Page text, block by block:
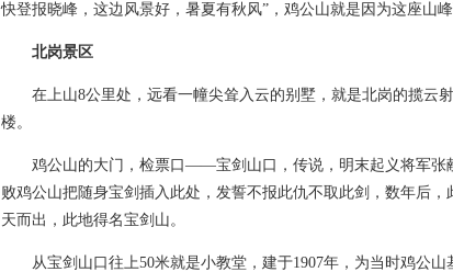
快登报晓峰，这边风景好，暑夏有秋风”，鸡公山就是因为这座山
北岗景区
在上山8公里处，远看一幢尖耸入云的别墅，就是北岗的揽云射
楼。
鸡公山的大门，检票口――宝剑山口，传说，明末起义将军张
败鸡公山把随身宝剑插入此处，发誓不报此仇不取此剑，数年后，
天而出，此地得名宝剑山。
从宝剑山口往上50米就是小教堂，建于1907年，为当时鸡公山